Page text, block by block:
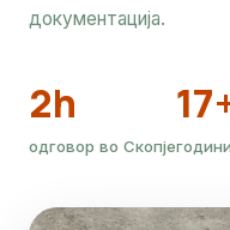
документација.
2h
одговор во Скопје